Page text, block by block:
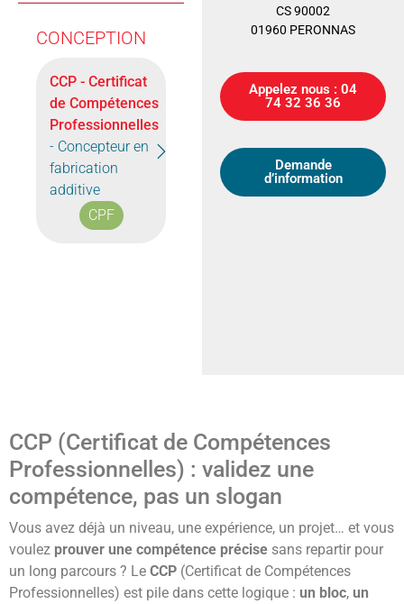
CONCEPTION
CCP - Certificat
de Compétences
Professionnelles
- Concepteur en
fabrication
additive
CPF
CS 90002
01960 PERONNAS
Appelez nous : 04
74 32 36 36
Demande
d’information
CCP (Certificat de Compétences
Professionnelles) : validez une
compétence, pas un slogan
Vous avez déjà un niveau, une expérience, un projet… et vous
voulez prouver une compétence précise sans repartir pour
un long parcours ? Le CCP (Certificat de Compétences
Professionnelles) est pile dans cette logique : un bloc, un